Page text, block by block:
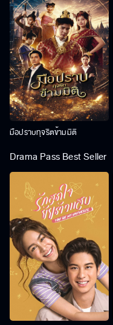
มือปราบทุจริตข้ามมิติ
Drama Pass Best Seller